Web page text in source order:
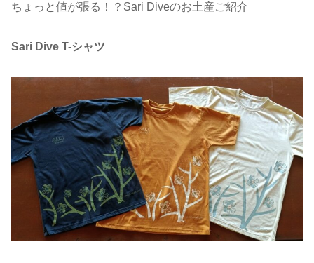
ちょっと値が張る！？Sari Diveのお土産ご紹介
Sari Dive T-シャツ